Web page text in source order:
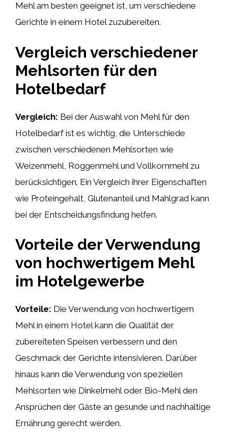
Mehl am besten geeignet ist, um verschiedene
Gerichte in einem Hotel zuzubereiten.
Vergleich verschiedener
Mehlsorten für den
Hotelbedarf
Vergleich: Bei der Auswahl von Mehl für den
Hotelbedarf ist es wichtig, die Unterschiede
zwischen verschiedenen Mehlsorten wie
Weizenmehl, Roggenmehl und Vollkornmehl zu
berücksichtigen. Ein Vergleich ihrer Eigenschaften
wie Proteingehalt, Glutenanteil und Mahlgrad kann
bei der Entscheidungsfindung helfen.
Vorteile der Verwendung
von hochwertigem Mehl
im Hotelgewerbe
Vorteile: Die Verwendung von hochwertigem
Mehl in einem Hotel kann die Qualität der
zubereiteten Speisen verbessern und den
Geschmack der Gerichte intensivieren. Darüber
hinaus kann die Verwendung von speziellen
Mehlsorten wie Dinkelmehl oder Bio-Mehl den
Ansprüchen der Gäste an gesunde und nachhaltige
Ernährung gerecht werden.